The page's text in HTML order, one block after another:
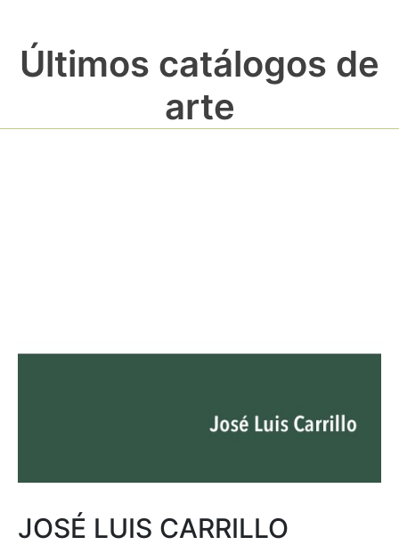
Últimos catálogos de
arte
JOSÉ LUIS CARRILLO